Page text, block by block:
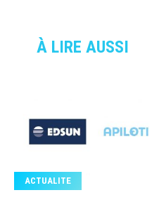
À LIRE AUSSI
ACTUALITE